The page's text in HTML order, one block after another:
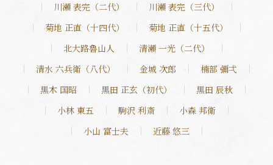
川瀬 表完（二代）
川瀬 表完（三代）
菊地 正直（十四代）
菊地 正直（十五代）
北大路魯山人
清瀬 一光（二代）
清水 六兵衛（八代）
金城 次郎
楠部 彌弌
黒木 国昭
黒田 正玄（初代）
黒田 辰秋
小林 東五
駒沢 利斎
小森 邦衛
小山 富士夫
近藤 悠三